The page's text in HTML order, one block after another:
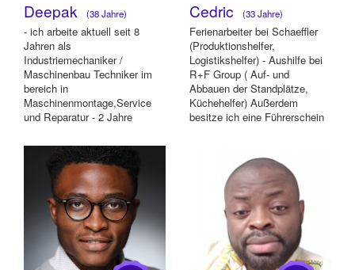
Deepak (38 Jahre)
- ich arbeite aktuell seit 8
Jahren als
Industriemechaniker /
Maschinenbau Techniker im
bereich in
Maschinenmontage,Service
und Reparatur - 2 Jahre
vorbereiten, qualität...
Cedric (33 Jahre)
Ferienarbeiter bei Schaeffler
(Produktionshelfer,
Logistikshelfer) - Aushilfe bei
R+F Group ( Auf- und
Abbauen der Standplätze,
Küchehelfer) Außerdem
besitze ich eine Führerschein